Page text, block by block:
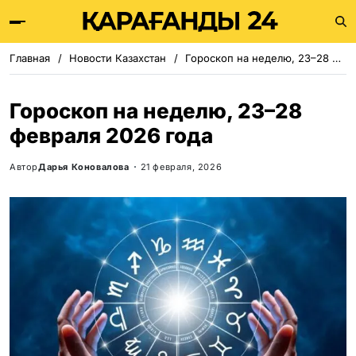
Главная Новости Казахстан Гороскоп на неделю, 23–28 февраля 2026 года
Гороскоп на неделю, 23–28
февраля 2026 года
АвторДарья Коновалова 21 февраля, 2026